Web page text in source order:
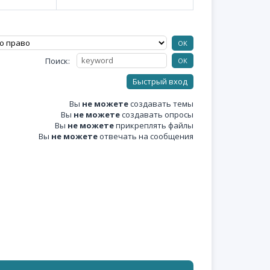
Поиск:
Вы не можетесоздавать темы
Вы не можетесоздавать опросы
Вы не можетеприкреплять файлы
Вы не можетеотвечать на сообщения